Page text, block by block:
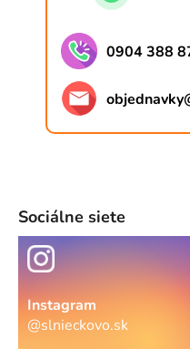
0904 388
objednavky
Sociálne siete
Instagram
@slnieckovo.sk